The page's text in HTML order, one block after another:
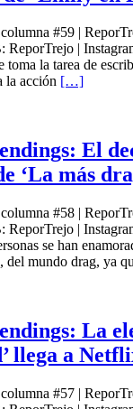
#59 |
ReporTrejo |
toma la tarea de
la acción […]
El
‘La más
#58 |
ReporTrejo |
se han
del mundo drag, ya
La
llega a
#57 |